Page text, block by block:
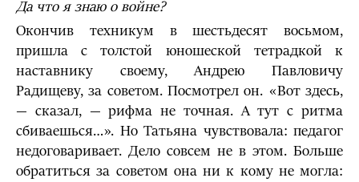
Да что я знаю о войне?
Окончив техникум в шестьдесят восьмом,
пришла с толстой юношеской тетрадкой к
наставнику своему, Андрею Павловичу
Радищеву, за советом. Посмотрел он. «Вот здесь,
— сказал, — рифма не точная. А тут с ритма
сбиваешься…». Но Татьяна чувствовала: педагог
недоговаривает. Дело совсем не в этом. Больше
обратиться за советом она ни к кому не могла: